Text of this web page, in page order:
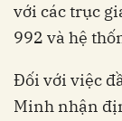
với các trục
992 và hệ
Đối với việc
Minh nhận